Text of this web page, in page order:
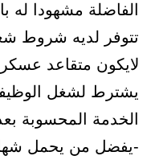
الفاضلة مشهودا له
تتوفر لديه شروط
لايكون متقاعد
يشترط لشغل
الخدمة المحسوبة
-يفضل من يحمل